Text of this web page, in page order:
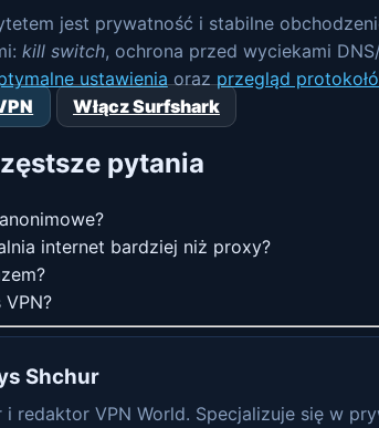
jest prywatność i stabilne
kill switch, ochrona przed wyciekami
ustawienia oraz przegląd
Włącz Surfshark
pytania
internet bardziej niż proxy?
Shchur
i redaktor VPN World. Specjalizuje się w